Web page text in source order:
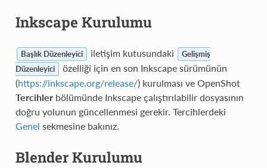
Inkscape Kurulumu
Başlık Düzenleyici iletişim kutusundaki
Gelişmiş
Düzenleyici
özelliği için en son Inkscape sürümünün
(https://inkscape.org/release/) kurulması ve OpenShot
Tercihlerbölümünde Inkscape çalıştırılabilir dosyasının
doğru yolunun güncellenmesi gerekir. Tercihlerdeki
Genel sekmesine bakınız.
Blender Kurulumu